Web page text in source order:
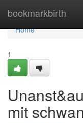
bookmarkbirth
Home
Home
1
mit